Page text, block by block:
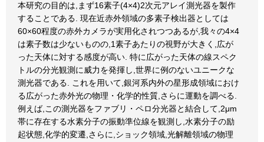
本研究の目的は,まず16素子(4×4)2次元アレイ測光器を製作
することである. 現在近赤外領域の多素子検出器としては
60×60程度の赤外カメラが実用化されつつあるが,我々の4×4
は素子数は少ないものの,1素子あたりの視野が大きく,広が
った天体に対する感度が高い. 特に広がった天体の線スペク
トルの分光観測に威力を発揮し,世界に例のないユニークな
測光器である. これを用いて,銀河系内外の星形成領域におけ
る広がった赤外光の物理・化学的性質,さらに運動を調べる.
例えば,この測光器をファブリ・ペロ分光器と結合して,2μm
帯に存在する水素分子の振動準位線を観測し,水素分子の励
起状態,化学的変遷,さらに,ショック領域,光解離領域の物理